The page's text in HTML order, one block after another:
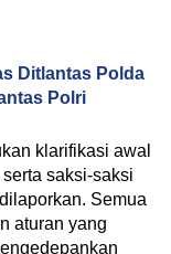
Ditlantas Polda
Polri
klarifikasi awal
saksi-saksi
Semua
aturan yang